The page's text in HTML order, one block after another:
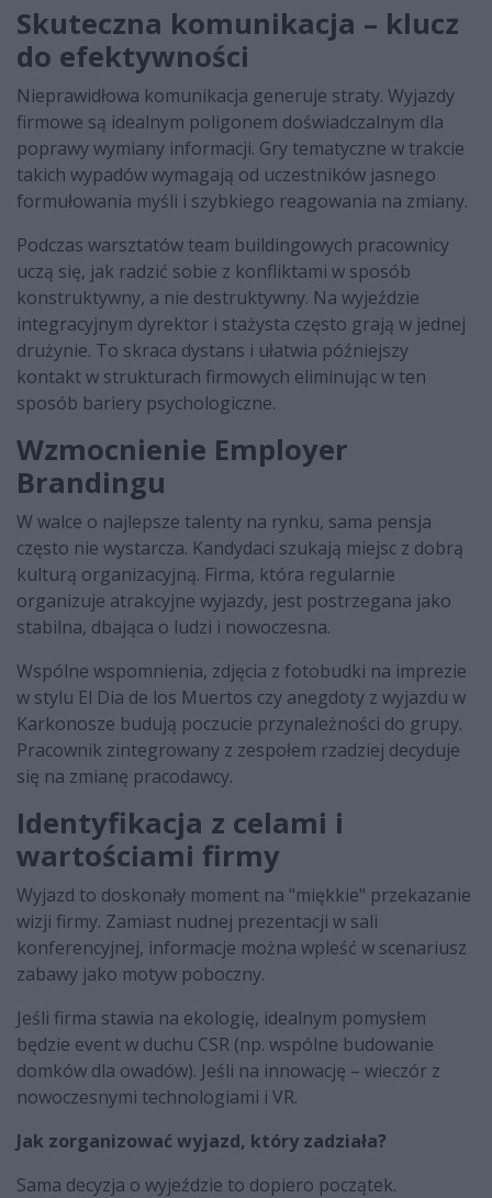
Skuteczna komunikacja – klucz
do efektywności
Nieprawidłowa komunikacja generuje straty. Wyjazdy
firmowe są idealnym poligonem doświadczalnym dla
poprawy wymiany informacji. Gry tematyczne w trakcie
takich wypadów wymagają od uczestników jasnego
formułowania myśli i szybkiego reagowania na zmiany.
Podczas warsztatów team buildingowych pracownicy
uczą się, jak radzić sobie z konfliktami w sposób
konstruktywny, a nie destruktywny. Na wyjeździe
integracyjnym dyrektor i stażysta często grają w jednej
drużynie. To skraca dystans i ułatwia późniejszy
kontakt w strukturach firmowych eliminując w ten
sposób bariery psychologiczne.
Wzmocnienie Employer
Brandingu
W walce o najlepsze talenty na rynku, sama pensja
często nie wystarcza. Kandydaci szukają miejsc z dobrą
kulturą organizacyjną. Firma, która regularnie
organizuje atrakcyjne wyjazdy, jest postrzegana jako
stabilna, dbająca o ludzi i nowoczesna.
Wspólne wspomnienia, zdjęcia z fotobudki na imprezie
w stylu El Dia de los Muertos czy anegdoty z wyjazdu w
Karkonosze budują poczucie przynależności do grupy.
Pracownik zintegrowany z zespołem rzadziej decyduje
się na zmianę pracodawcy.
Identyfikacja z celami i
wartościami firmy
Wyjazd to doskonały moment na "miękkie" przekazanie
wizji firmy. Zamiast nudnej prezentacji w sali
konferencyjnej, informacje można wpleść w scenariusz
zabawy jako motyw poboczny.
Jeśli firma stawia na ekologię, idealnym pomysłem
będzie event w duchu CSR (np. wspólne budowanie
domków dla owadów). Jeśli na innowację – wieczór z
nowoczesnymi technologiami i VR.
Jak zorganizować wyjazd, który zadziała?
Sama decyzja o wyjeździe to dopiero początek.